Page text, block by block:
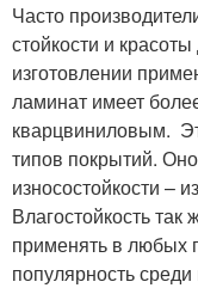
Часто
стойкости и
изготовлении
ламинат имеет
кварцвиниловым.
типов покрытий.
износостойкости –
Влагостойкость так
применять в любых
популярность среди